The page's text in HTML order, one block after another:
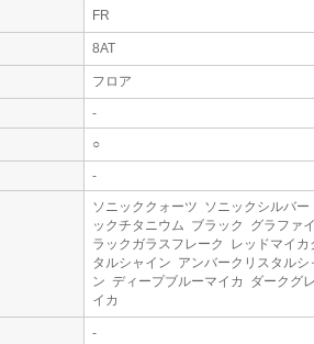
FR
8AT
フロア
-
○
-
ソニッククォーツ ソニックシルバ
ックチタニウム ブラック グラファ
ラックガラスフレーク レッドマイカ
タルシャイン アンバークリスタルシ
ン ディープブルーマイカ ダークグ
イカ
-